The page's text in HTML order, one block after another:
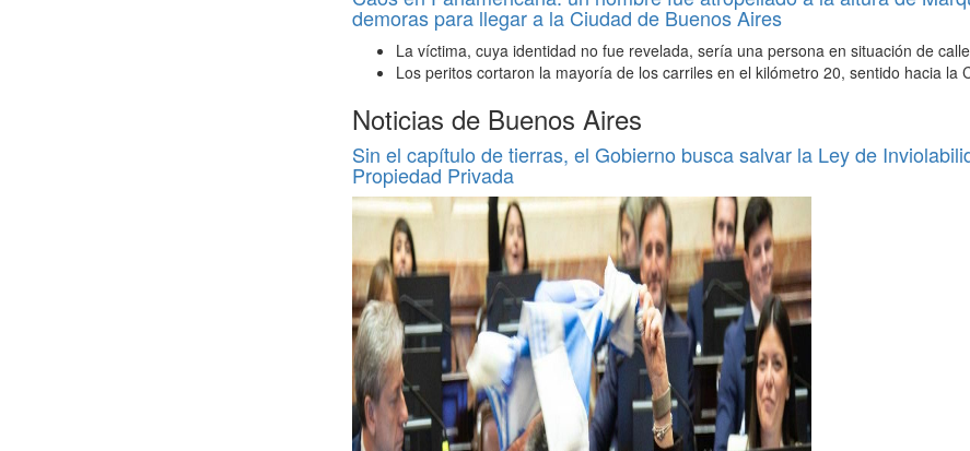
demoras para llegar a la Ciudad de Buenos Aires
La víctima, cuya identidad no fue revelada, sería una persona en situación de
Los peritos cortaron la mayoría de los carriles en el kilómetro 20, sentido hacia la
Noticias de Buenos Aires
Sin el capítulo de tierras, el Gobierno busca salvar la Ley de
Propiedad Privada